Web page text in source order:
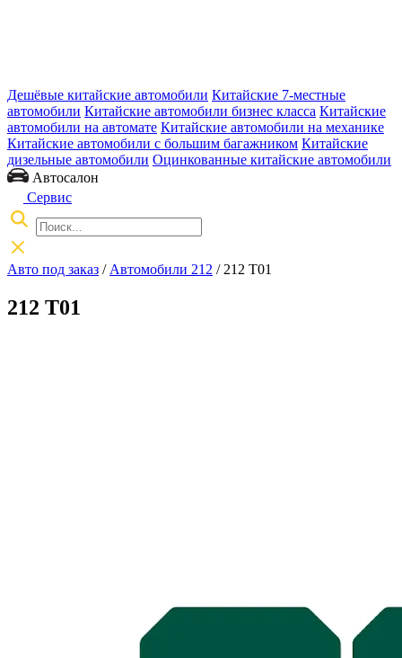
Дешёвые китайские автомобили Китайские 7-местные
автомобили Китайские автомобили бизнес класса Китайские
автомобили на автомате Китайские автомобили на механике
Китайские автомобили с большим багажником Китайские
дизельные автомобили Оцинкованные китайские автомобили
Автосалон
Сервис
Авто под заказ / Автомобили 212 / 212 T01
212 T01